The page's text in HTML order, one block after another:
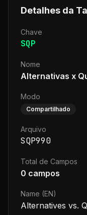
Detalhes da
Chave
SQP
Nome
Alternativas x
Modo
Compartilhado
Arquivo
SQP990
Total de Campos
0 campos
Name (EN)
Alternatives vs.